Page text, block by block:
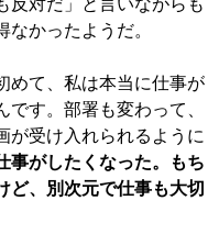
反対だ」と言いながらも
かったようだ。
めて、私は本当に仕事が
す。部署も変わって、
が受け入れられるように
事がしたくなった。もち
ど、別次元で仕事も大切